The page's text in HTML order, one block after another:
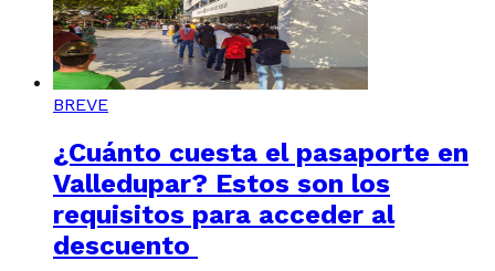
BREVE
¿Cuánto cuesta el pasaporte en
Valledupar? Estos son los
requisitos para acceder al
descuento